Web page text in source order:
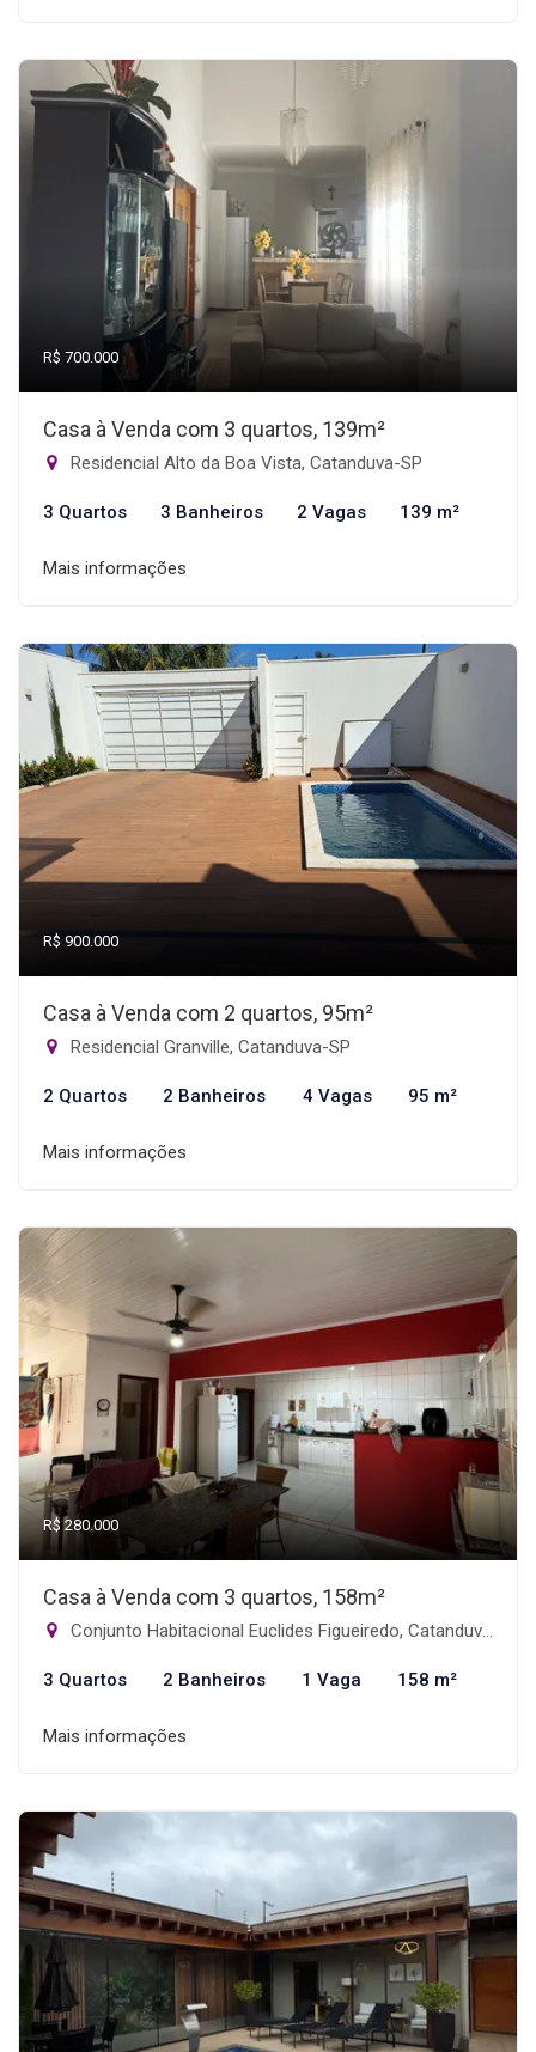
R$ 700.000
Casa à Venda com 3 quartos, 139m²
Residencial Alto da Boa Vista, Catanduva-SP
3 Quartos 3 Banheiros 2 Vagas 139 m²
Mais informações
R$ 900.000
Casa à Venda com 2 quartos, 95m²
Residencial Granville, Catanduva-SP
2 Quartos 2 Banheiros 4 Vagas 95 m²
Mais informações
R$ 280.000
Casa à Venda com 3 quartos, 158m²
Conjunto Habitacional Euclides Figueiredo, Catanduva-SP
3 Quartos 2 Banheiros 1 Vaga 158 m²
Mais informações